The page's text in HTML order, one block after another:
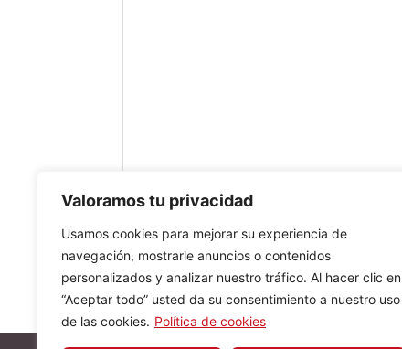
Valoramos tu privacidad
Usamos cookies para mejorar su experiencia de
navegación, mostrarle anuncios o contenidos
personalizados y analizar nuestro tráfico. Al hacer clic en
“Aceptar todo” usted da su consentimiento a nuestro uso
de las cookies. Política de cookies